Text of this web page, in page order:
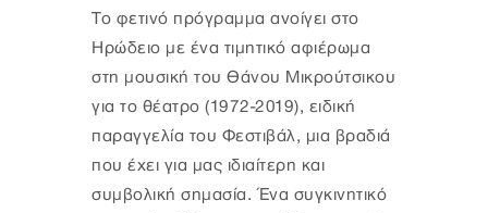
Το φετινό πρόγραμμα ανοίγει στο
Ηρώδειο με ένα τιμητικό αφιέρωμα
στη μουσική του Θάνου Μικρούτσικου
για το θέατρο (1972-2019), ειδική
παραγγελία του Φεστιβάλ, μια βραδιά
που έχει για μας ιδιαίτερη και
συμβολική σημασία. Ένα συγκινητικό